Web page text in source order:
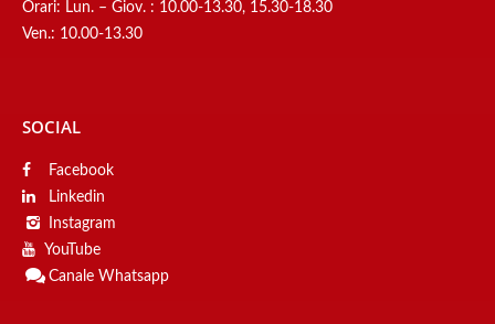
Orari: Lun. – Giov. : 10.00-13.30, 15.30-18.30
Ven.: 10.00-13.30
SOCIAL
Facebook
Linkedin
Instagram
YouTube
Canale Whatsapp